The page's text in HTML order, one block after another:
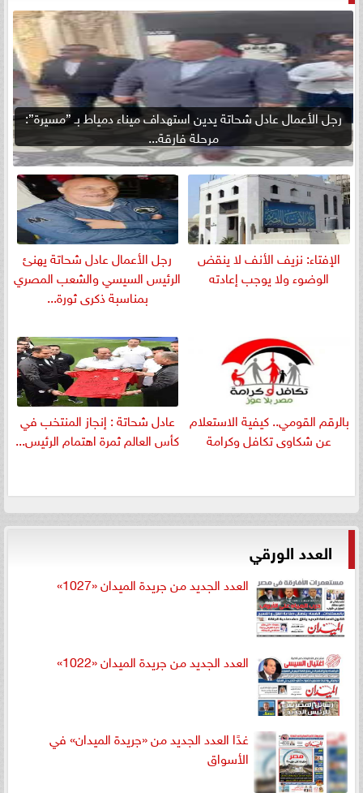
رجل الأعمال عادل شحاتة يدين استهداف ميناء دمياط بـ ”مسيرة”:
مرحلة فارقة...
الإفتاء: نزيف الأنف لا ينقض
الوضوء ولا يوجب إعادته
رجل الأعمال عادل شحاتة يهنئ
الرئيس السيسي والشعب المصري
بمناسبة ذكرى ثورة...
بالرقم القومي.. كيفية الاستعلام
عن شكاوى تكافل وكرامة
عادل شحاتة : إنجاز المنتخب في
كأس العالم ثمرة اهتمام الرئيس...
العدد الورقي
العدد الجديد من جريدة الميدان «1027»
العدد الجديد من جريدة الميدان «1022»
غدًا العدد الجديد من «جريدة الميدان» في
الأسواق